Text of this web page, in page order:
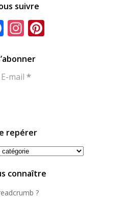
suivre
Facebook
Instagram
E-mail *
repérer
connaître
?